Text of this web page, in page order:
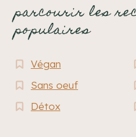
parcourir les
populaires
Végan
Sans oeuf
Détox